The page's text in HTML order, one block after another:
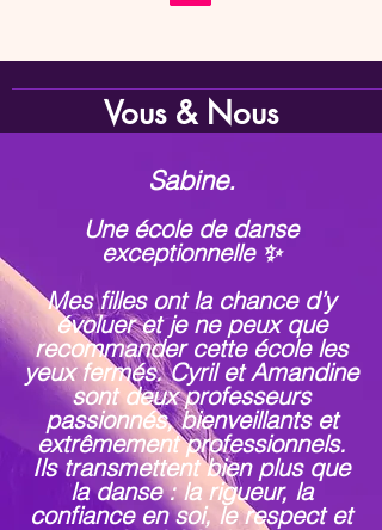
Vous & Nous
Sabine.
Une école de danse
exceptionnelle ✨
Mes filles ont la chance d’y
évoluer et je ne peux que
recommander cette école les
yeux fermés. Cyril et Amandine
sont deux professeurs
passionnés, bienveillants et
extrêmement professionnels.
Ils transmettent bien plus que
la danse : la rigueur, la
confiance en soi, le respect et